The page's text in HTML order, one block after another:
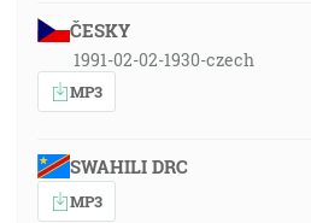
ČESKY
1991-02-02-1930-czech
MP3
SWAHILI DRC
MP3